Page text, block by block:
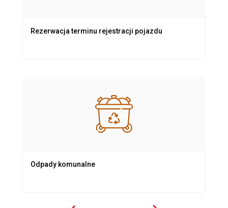
Rezerwacja terminu rejestracji pojazdu
Odpady komunalne